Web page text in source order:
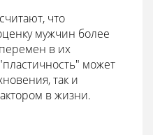
что
мужчин более
в их
может
так и
в жизни.